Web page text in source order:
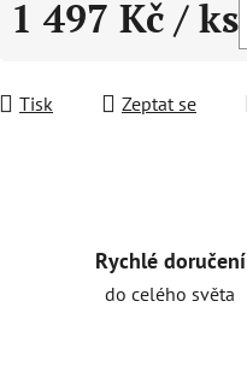
1 497 Kč / ks
Tisk Zeptat se
Rychlé doručení
do celého světa